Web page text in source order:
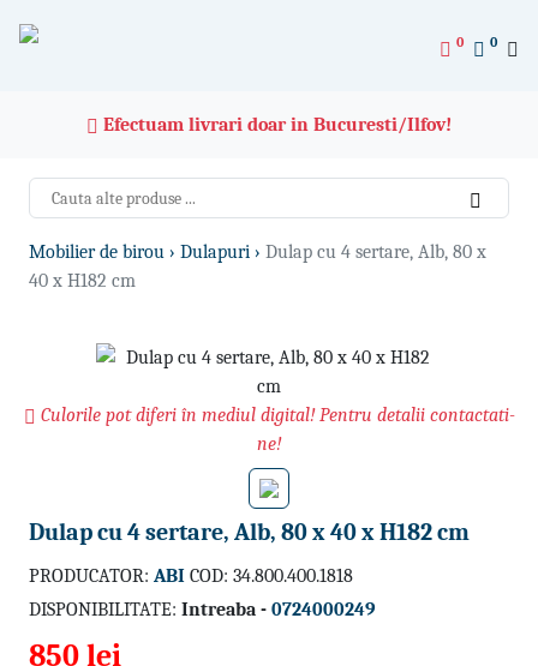
0
0
Efectuam livrari doar in Bucuresti/Ilfov!
Mobilier de birou › Dulapuri › Dulap cu 4 sertare, Alb, 80 x
40 x H182 cm
Culorile pot diferi în mediul digital! Pentru detalii contactati-
ne!
Dulap cu 4 sertare, Alb, 80 x 40 x H182 cm
PRODUCATOR: ABI COD: 34.800.400.1818
DISPONIBILITATE: Intreaba - 0724000249
850 lei